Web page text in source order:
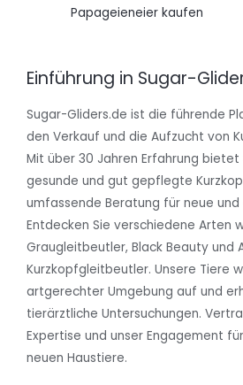
Papageieneier kaufen
Einführung in Sugar-
Sugar-Gliders.de ist die führende
den Verkauf und die Aufzucht von
Mit über 30 Jahren Erfahrung bietet
gesunde und gut gepflegte
umfassende Beratung für neue
Entdecken Sie verschiedene Arten
Graugleitbeutler, Black Beauty und
Kurzkopfgleitbeutler. Unsere Tiere
artgerechter Umgebung auf und
tierärztliche Untersuchungen.
Expertise und unser Engagement
neuen Haustiere.